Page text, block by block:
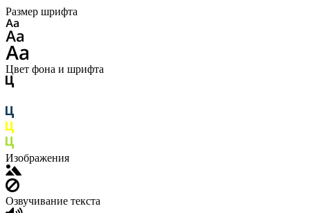
Размер шрифта
Цвет фона и шрифта
Изображения
Озвучивание текста